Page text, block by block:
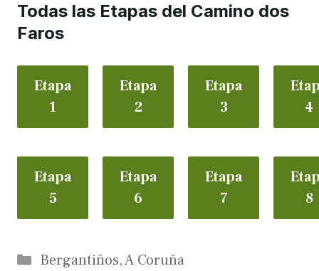
Todas las Etapas del Camino dos
Faros
Etapa
1
Etapa
2
Etapa
3
4
Etapa
5
Etapa
6
Etapa
7
8
Categorías
Bergantiños,A Coruña